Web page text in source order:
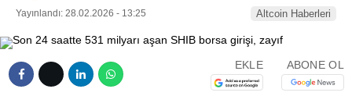
Yayınlandı: 28.02.2026 - 13:25 Altcoin Haberleri
EKLE ABONE OL